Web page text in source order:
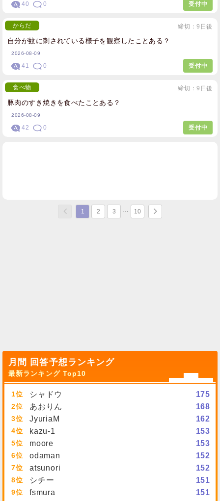
40 0 受付中
自分が蚊に刺されている様子を観察したことある？
締切：9日後
からだ
2026-08-09
41 0 受付中
豚肉のすき焼きを食べたことある？
締切：9日後
食べ物
2026-08-09
42 0 受付中
1 2 3 10
月間 回答予想ランキング
最新ランキング Top10
1 シャドウ 175
2 あおりん 168
3 JyuriaM 162
4 kazu-1 153
5 moore 153
6 odaman 152
7 atsunori 152
8 シチー 151
9 fsmura 151